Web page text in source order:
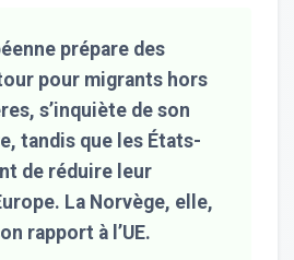
prépare des
pour migrants hors
s’inquiète de son
tandis que les États-
de réduire leur
La Norvège, elle,
rapport à l’UE.